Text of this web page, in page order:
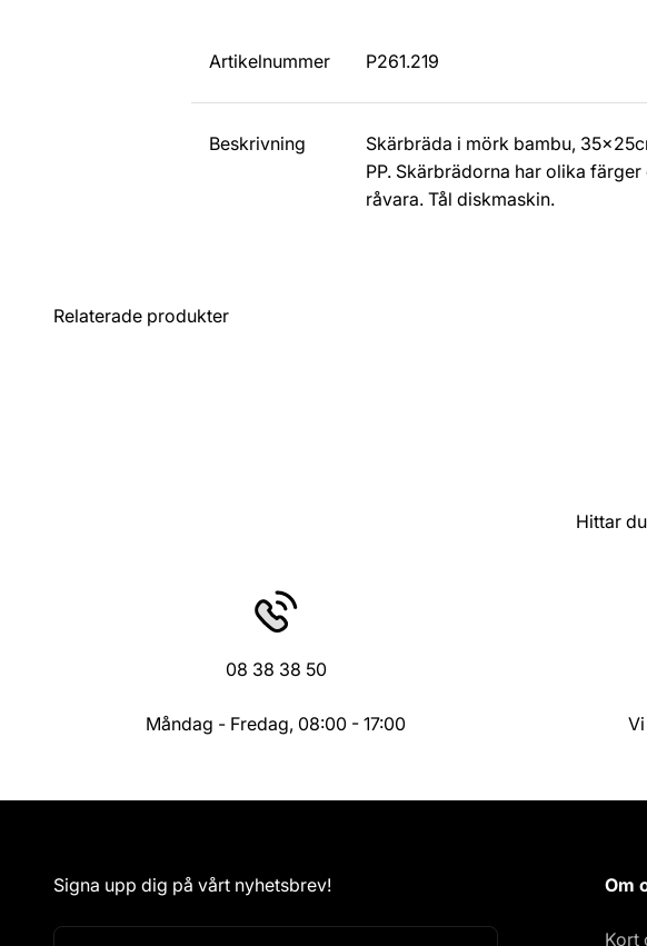
Artikelnummer P261.219
Beskrivning
Skärbräda i mörk bambu,
PP. Skärbrädorna har olika
råvara. Tål diskmaskin.
Relaterade produkter
Hittar
08 38 38 50
Måndag - Fredag, 08:00 - 17:00
Signa upp dig på vårt nyhetsbrev! Om
Kort